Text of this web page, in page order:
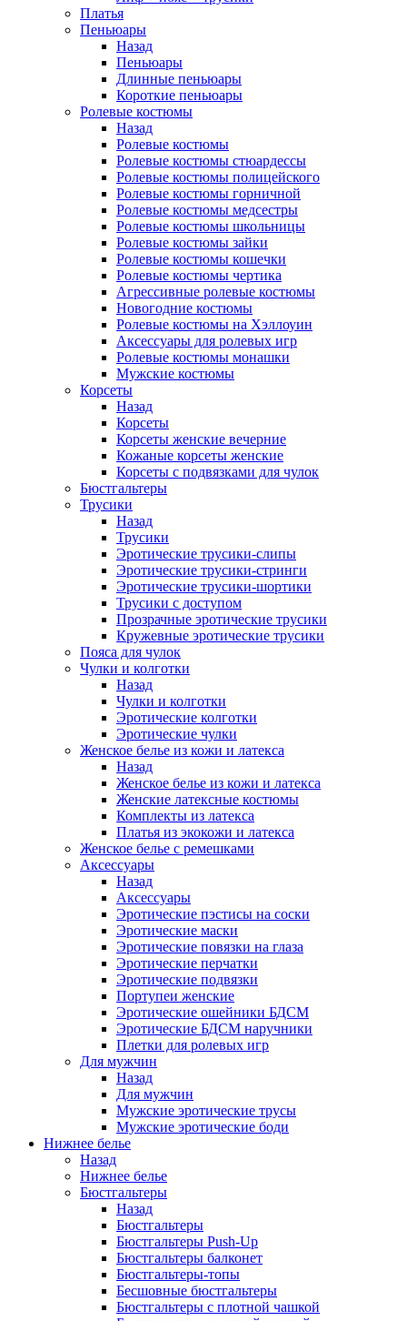
Платья
Пеньюары
Назад
Пеньюары
Длинные пеньюары
Короткие пеньюары
Ролевые костюмы
Назад
Ролевые костюмы
Ролевые костюмы стюардессы
Ролевые костюмы полицейского
Ролевые костюмы горничной
Ролевые костюмы медсестры
Ролевые костюмы школьницы
Ролевые костюмы зайки
Ролевые костюмы кошечки
Ролевые костюмы чертика
Агрессивные ролевые костюмы
Новогодние костюмы
Ролевые костюмы на Хэллоуин
Аксессуары для ролевых игр
Ролевые костюмы монашки
Мужские костюмы
Корсеты
Назад
Корсеты
Корсеты женские вечерние
Кожаные корсеты женские
Корсеты с подвязками для чулок
Бюстгальтеры
Трусики
Назад
Трусики
Эротические трусики-слипы
Эротические трусики-стринги
Эротические трусики-шортики
Трусики с доступом
Прозрачные эротические трусики
Кружевные эротические трусики
Пояса для чулок
Чулки и колготки
Назад
Чулки и колготки
Эротические колготки
Эротические чулки
Женское белье из кожи и латекса
Назад
Женское белье из кожи и латекса
Женские латексные костюмы
Комплекты из латекса
Платья из экокожи и латекса
Женское белье с ремешками
Аксессуары
Назад
Аксессуары
Эротические пэстисы на соски
Эротические маски
Эротические повязки на глаза
Эротические перчатки
Эротические подвязки
Портупеи женские
Эротические ошейники БДСМ
Эротические БДСМ наручники
Плетки для ролевых игр
Для мужчин
Назад
Для мужчин
Мужские эротические трусы
Мужские эротические боди
Нижнее белье
Назад
Нижнее белье
Бюстгальтеры
Назад
Бюстгальтеры
Бюстгальтеры Push-Up
Бюстгальтеры балконет
Бюстгальтеры-топы
Бесшовные бюстгальтеры
Бюстгальтеры с плотной чашкой